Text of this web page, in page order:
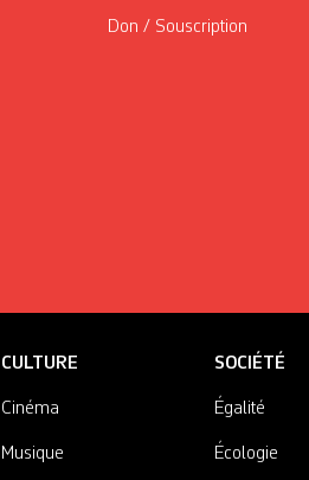
Don / Souscription
CULTURE
Cinéma
Musique
SOCIÉTÉ
Égalité
Écologie